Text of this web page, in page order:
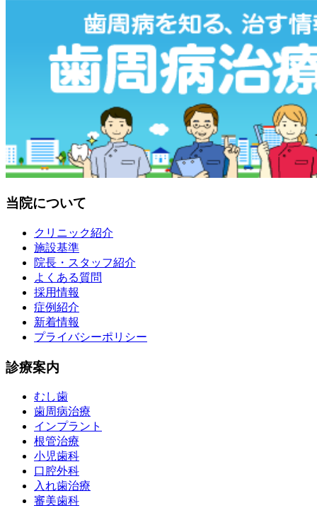
当院について
クリニック紹介
施設基準
院長・スタッフ紹介
よくある質問
採用情報
症例紹介
新着情報
プライバシーポリシー
診療案内
むし歯
歯周病治療
インプラント
根管治療
小児歯科
口腔外科
入れ歯治療
審美歯科